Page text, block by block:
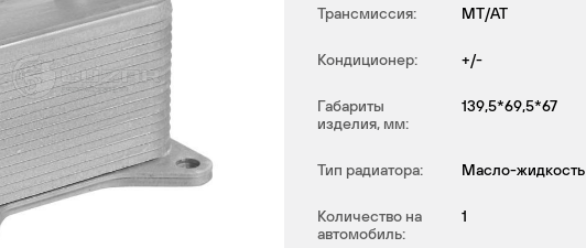
Трансмиссия: MT/AT
Кондиционер: +/-
Габариты
изделия, мм:
139,5*69,5*67
Тип радиатора: Масло-жидкость
Количество на
автомобиль:
1